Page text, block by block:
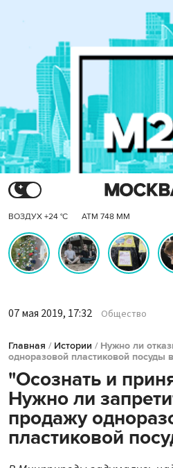
ВОЗДУХ +24 °C АТМ 748 ММ
07 мая 2019, 17:32 Общество
Главная / Истории / Нужно ли
одноразовой пластиковой посуды
"Осознать и
Нужно ли
продажу
пластиковой